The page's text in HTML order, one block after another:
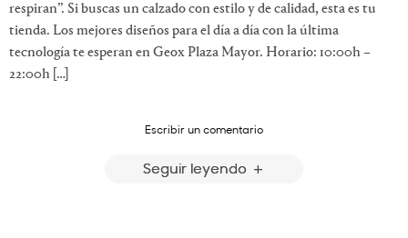
respiran”. Si buscas un calzado con estilo y de calidad, esta es tu
tienda. Los mejores diseños para el día a día con la última
tecnología te esperan en Geox Plaza Mayor. Horario: 10:00h –
22:00h […]
Escribir un comentario
Seguir leyendo